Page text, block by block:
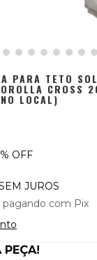
PARA TETO
CROSS
LOCAL)
% OFF
JUROS
pagando com Pix
PEÇA!